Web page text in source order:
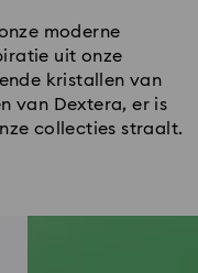
moderne
uit onze
kristallen van
van Dextera, er is
collecties straalt.